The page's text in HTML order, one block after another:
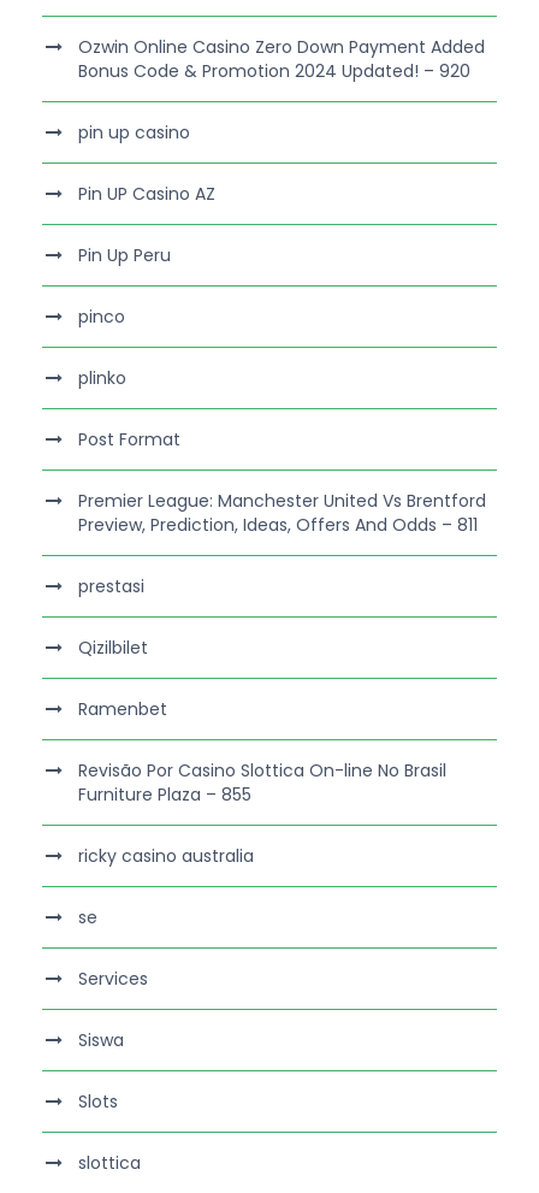
Ozwin Online Casino Zero Down Payment Added
Bonus Code & Promotion 2024 Updated! – 920
pin up casino
Pin UP Casino AZ
Pin Up Peru
pinco
plinko
Post Format
Premier League: Manchester United Vs Brentford
Preview, Prediction, Ideas, Offers And Odds – 811
prestasi
Qizilbilet
Ramenbet
Revisão Por Casino Slottica On-line No Brasil
Furniture Plaza – 855
ricky casino australia
se
Services
Siswa
Slots
slottica